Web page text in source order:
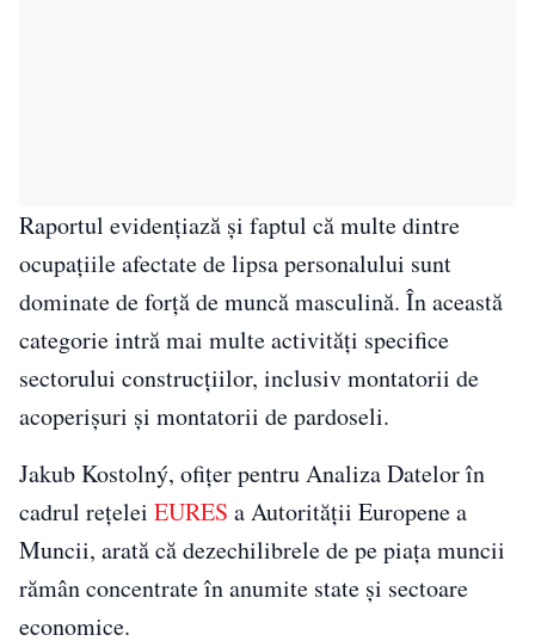
Raportul evidențiază și faptul că multe dintre
ocupațiile afectate de lipsa personalului sunt
dominate de forță de muncă masculină. În această
categorie intră mai multe activități specifice
sectorului construcțiilor, inclusiv montatorii de
acoperișuri și montatorii de pardoseli.
Jakub Kostolný, ofițer pentru Analiza Datelor în
cadrul rețelei EURES a Autorității Europene a
Muncii, arată că dezechilibrele de pe piața muncii
rămân concentrate în anumite state și sectoare
economice.